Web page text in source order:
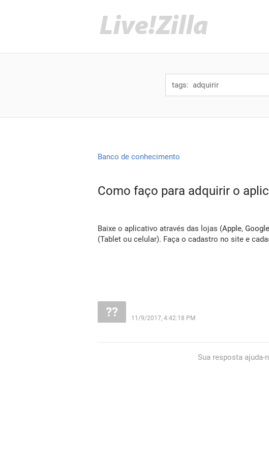
Banco de conhecimento
Como faço para adquirir o
Baixe o aplicativo através das lojas (Apple, Google
(Tablet ou celular). Faça o cadastro no site e
11/9/2017, 4:42:18 PM
Sua resposta